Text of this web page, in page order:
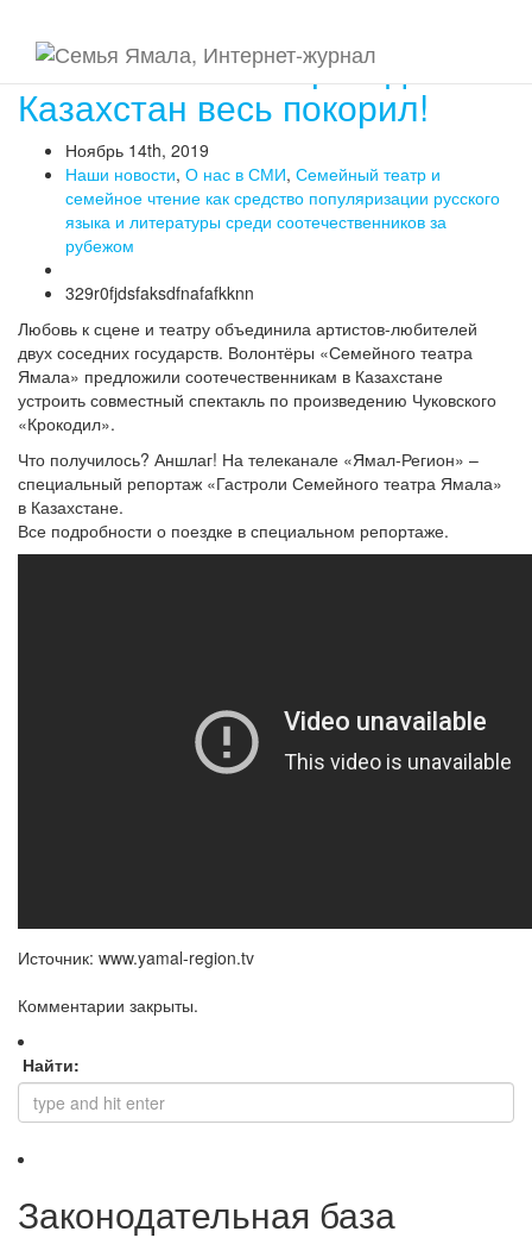
Как ямальский «Крокодил»
Казахстан весь покорил!
Ноябрь 14th, 2019
Наши новости, О нас в СМИ, Семейный театр и
семейное чтение как средство популяризации русского
языка и литературы среди соотечественников за
рубежом
329r0fjdsfaksdfnafafkknn
Любовь к сцене и театру объединила артистов-любителей
двух соседних государств. Волонтёры «Семейного театра
Ямала» предложили соотечественникам в Казахстане
устроить совместный спектакль по произведению Чуковского
«Крокодил».
Что получилось? Аншлаг! На телеканале «Ямал-Регион» –
специальный репортаж «Гастроли Семейного театра Ямала»
в Казахстане.
Все подробности о поездке в специальном репортаже.
Источник: www.yamal-region.tv
Комментарии закрыты.
Найти:
Законодательная база